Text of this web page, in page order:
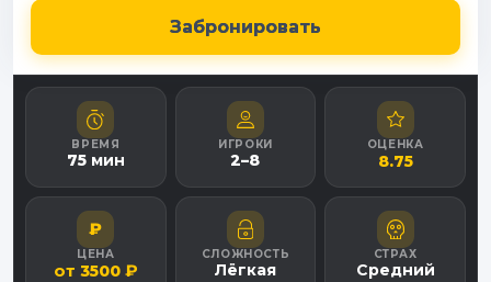
Забронировать
ВРЕМЯ
75мин
ИГРОКИ
2–8
ОЦЕНКА
8.75
₽
ЦЕНА
от 3500₽
СЛОЖНОСТЬ
Лёгкая
СТРАХ
Средний